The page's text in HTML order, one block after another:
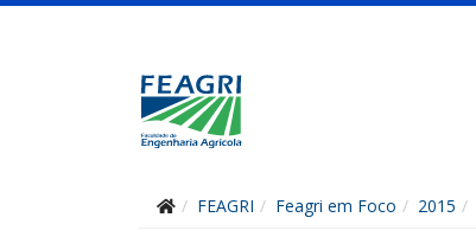
FEAGRI Feagri em Foco 2015